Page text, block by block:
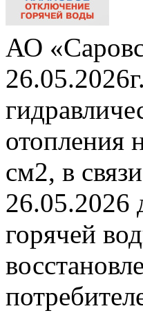
АО
отопления
см2, в
26.05.2026
горячей